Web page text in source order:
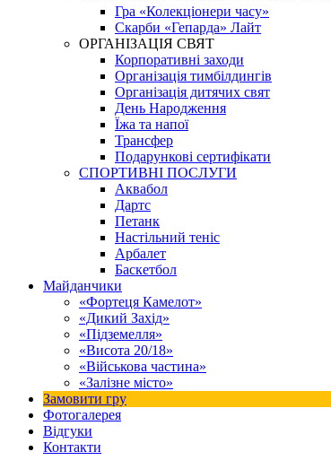
Гра «Колекціонери часу»
Скарби «Гепарда» Лайт
ОРГАНІЗАЦІЯ СВЯТ
Корпоративні заходи
Організація тимбілдингів
Організація дитячих свят
День Народження
Їжа та напої
Трансфер
Подарункові сертифікати
СПОРТИВНІ ПОСЛУГИ
Аквабол
Дартс
Петанк
Настільний теніс
Арбалет
Баскетбол
Майданчики
«Фортеця Камелот»
«Дикий Захід»
«Підземелля»
«Висота 20/18»
«Військова частина»
«Залізне місто»
Замовити гру
Фотогалерея
Відгуки
Контакти